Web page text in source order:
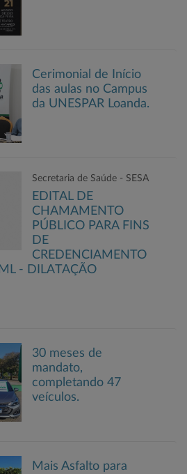
Cerimonial de Início
das aulas no Campus
da UNESPAR Loanda.
Secretaria de Saúde - SESA
EDITAL DE
CHAMAMENTO
PÚBLICO PARA FINS
DE
CREDENCIAMENTO
- DILATAÇÃO
30 meses de
mandato,
completando 47
veículos.
Mais Asfalto para